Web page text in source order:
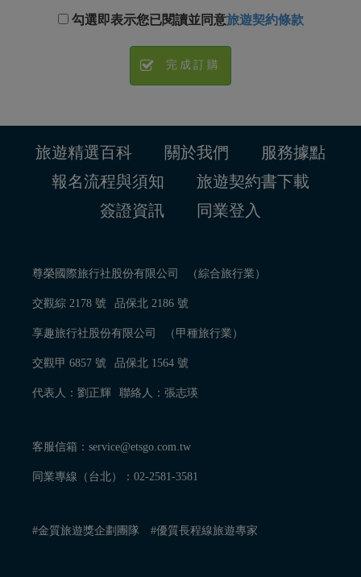
勾選即表示您已閱讀並同意旅遊契約條款
完成訂購
旅遊精選百科 關於我們
服務據點
報名流程與須知
旅遊契約書下載
簽證資訊
同業登入
尊榮國際旅行社股份有限公司 （綜合旅行業）
交觀綜 2178 號 品保北 2186 號
享趣旅行社股份有限公司 （甲種旅行業）
交觀甲 6857 號 品保北 1564 號
代表人：劉正輝 聯絡人：張志瑛
客服信箱： service@etsgo.com.tw
同業專線（台北）： 02-2581-3581
#金質旅遊獎企劃團隊 #優質長程線旅遊專家